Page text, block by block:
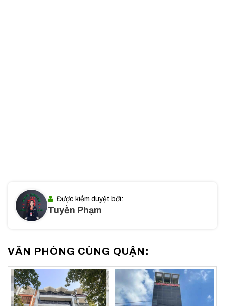
tưởng cho các công ty thuộc mọi quy mô. Kiến trúc của tòa
nhà nổi bật và sang trọng, tối ưu hóa không gian để tạo ra
môi trường làm việc thoải mái và hiệu quả.
1. Quy mô của Sunrise City Quận 7
35 tầng nổivà2 tầng hầm: Đây là tòa nhà cao tầng với
tổng diện tích sàn lên đến hơn
27.000m², mang lại không
gian rộng rãi cho các văn phòng cho thuê.
Diện tích mỗi sàn: Mỗi tầng có diện tích lên đến 789m²
Được kiểm duyệt bởi:
Tuyền Phạm
VĂN PHÒNG CÙNG QUẬN: